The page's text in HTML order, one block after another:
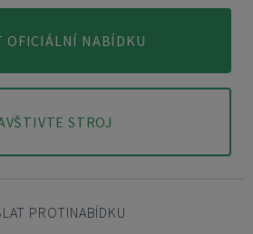
OFICIÁLNÍ NABÍDKU
STROJ
PROTINABÍDKU